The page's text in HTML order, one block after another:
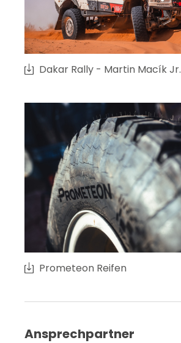
Dakar Rally - Martin Macík Jr.
Prometeon Reifen
Ansprechpartner